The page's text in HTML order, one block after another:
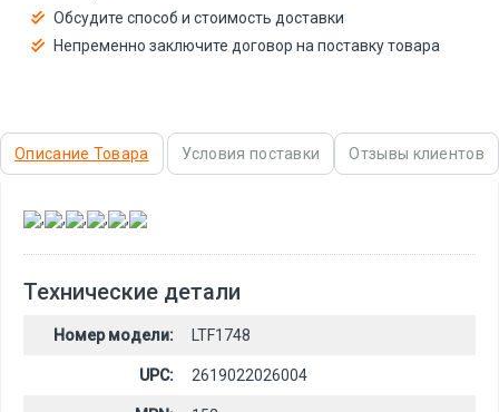
Обсудите способ и стоимость доставки
Непременно заключите договор на поставку товара
Описание Товара Условия поставки Отзывы клиентов
, , , , ,
Технические детали
Номер модели: LTF1748
UPC: 2619022026004